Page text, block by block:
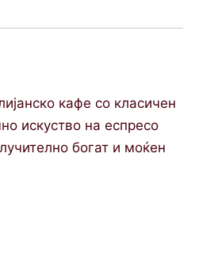
кафе со класичен
искуство на еспресо
богат и моќен